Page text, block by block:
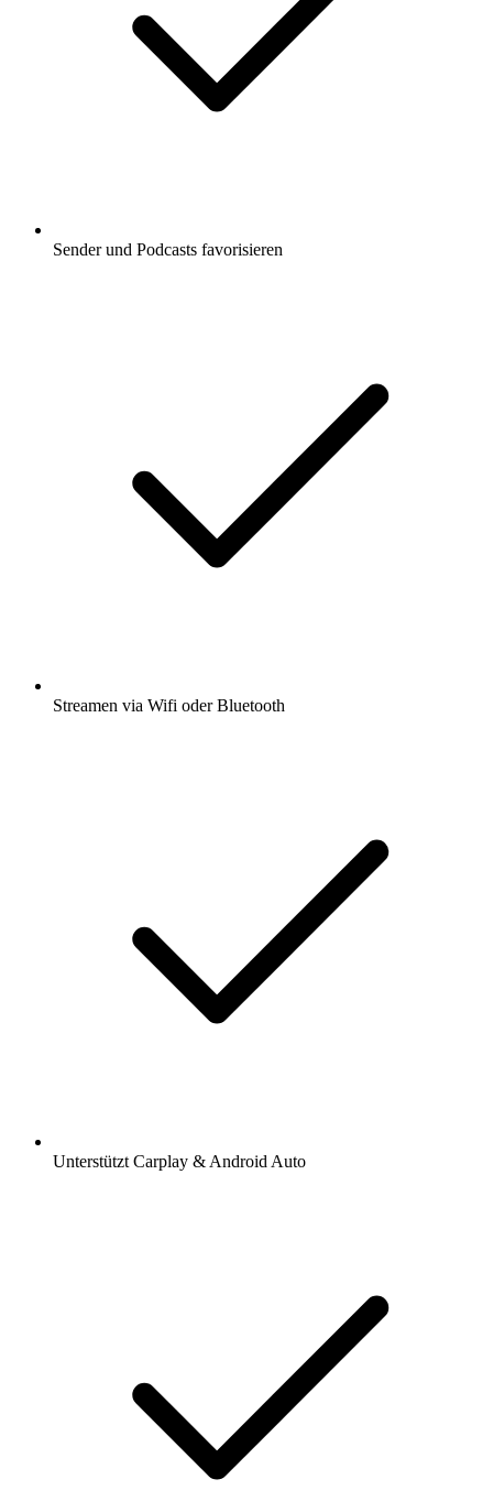
Sender und Podcasts favorisieren
Streamen via Wifi oder Bluetooth
Unterstützt Carplay & Android Auto